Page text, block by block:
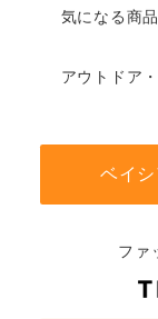
気になる商
アウトドア
ベイ
ファ